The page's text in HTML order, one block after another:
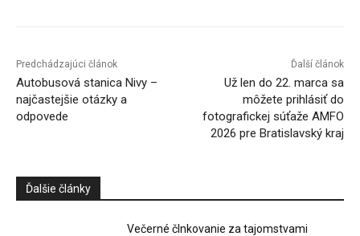
Predchádzajúci článok
Autobusová stanica Nivy –
najčastejšie otázky a
odpovede
Ďalší článok
Už len do 22. marca sa
môžete prihlásiť do
fotografickej súťaže AMFO
2026 pre Bratislavský kraj
Ďalšie články
Večerné člnkovanie za tajomstvami